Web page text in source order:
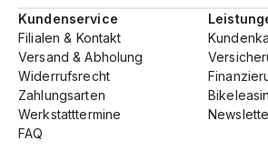
Kundenservice
Filialen & Kontakt
Versand & Abholung
Widerrufsrecht
Zahlungsarten
Werkstatttermine
FAQ